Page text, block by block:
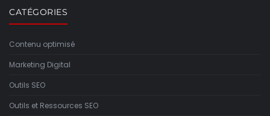
CATÉGORIES
Contenu optimisé
Marketing Digital
Outils SEO
Outils et Ressources SEO